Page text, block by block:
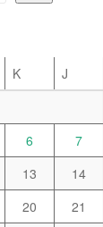
K J
6 7
13 14
20 21